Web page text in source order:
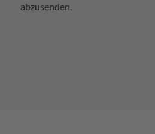
abzusenden.